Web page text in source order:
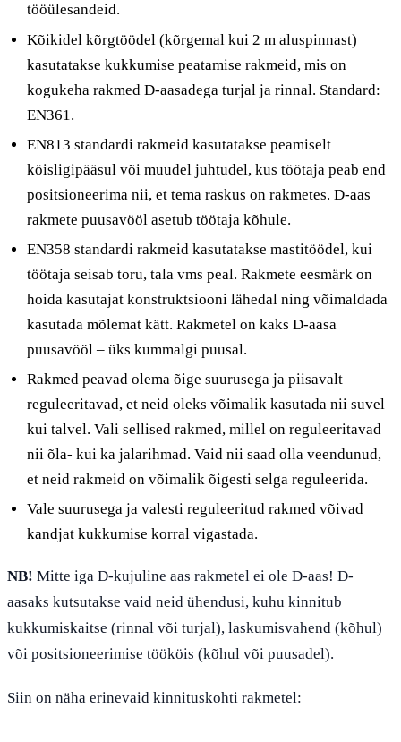
tööülesandeid.
Kõikidel kõrgtöödel (kõrgemal kui 2 m aluspinnast)
kasutatakse kukkumise peatamise rakmeid, mis on
kogukeha rakmed D-aasadega turjal ja rinnal. Standard:
EN361.
EN813 standardi rakmeid kasutatakse peamiselt
köisligipääsul või muudel juhtudel, kus töötaja peab end
positsioneerima nii, et tema raskus on rakmetes. D-aas
rakmete puusavööl asetub töötaja kõhule.
EN358 standardi rakmeid kasutatakse mastitöödel, kui
töötaja seisab toru, tala vms peal. Rakmete eesmärk on
hoida kasutajat konstruktsiooni lähedal ning võimaldada
kasutada mõlemat kätt. Rakmetel on kaks D-aasa
puusavööl – üks kummalgi puusal.
Rakmed peavad olema õige suurusega ja piisavalt
reguleeritavad, et neid oleks võimalik kasutada nii suvel
kui talvel. Vali sellised rakmed, millel on reguleeritavad
nii õla- kui ka jalarihmad. Vaid nii saad olla veendunud,
et neid rakmeid on võimalik õigesti selga reguleerida.
Vale suurusega ja valesti reguleeritud rakmed võivad
kandjat kukkumise korral vigastada.
NB! Mitte iga D-kujuline aas rakmetel ei ole D-aas! D-
aasaks kutsutakse vaid neid ühendusi, kuhu kinnitub
kukkumiskaitse (rinnal või turjal), laskumisvahend (kõhul)
või positsioneerimise töököis (kõhul või puusadel).
Siin on näha erinevaid kinnituskohti rakmetel: